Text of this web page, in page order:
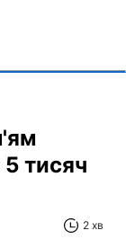
тисяч
2 хв